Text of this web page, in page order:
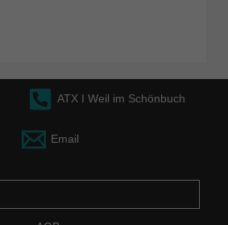
ATX I Weil im Schönbuch
Email